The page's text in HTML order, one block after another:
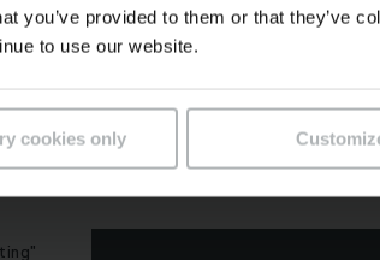
you’ve provided to them or that they’ve
to use our website.
cookies only